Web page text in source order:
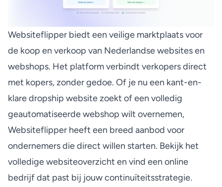
Websiteflipper biedt een veilige marktplaats voor
de koop en verkoop van Nederlandse websites en
webshops. Het platform verbindt verkopers direct
met kopers, zonder gedoe. Of je nu een kant-en-
klare dropship websitezoekt of een volledig
geautomatiseerde webshop wilt overnemen,
Websiteflipper heeft een breed aanbod voor
ondernemers die direct willen starten. Bekijk het
volledigewebsiteoverzicht en vind een online
bedrijf dat past bij jouw continuïteitsstrategie.